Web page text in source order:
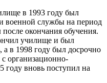
в 1993 году был
военной службы на период
окончания обучения.
училище и был
а в 1998 году был досрочно
организационно-
вновь поступил на